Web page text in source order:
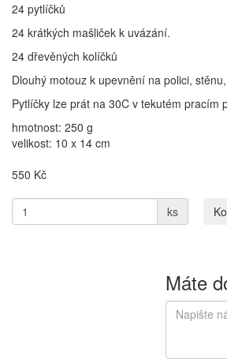
24 pytlíčků
24 krátkých mašliček k uvázání.
24 dřevěných kolíčků
Dlouhý motouz k upevnění na polici,
Pytlíčky lze prát na 30C v tekutém pracím
hmotnost: 250 g
velikost: 10 x 14 cm
550 Kč
ks
Máte